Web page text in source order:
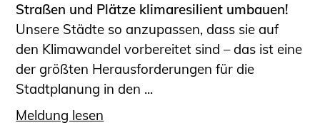
Straßen und Plätze klimaresilient umbauen!
Unsere Städte so anzupassen, dass sie auf
den Klimawandel vorbereitet sind – das ist eine
der größten Herausforderungen für die
Stadtplanung in den ...
Meldung lesen